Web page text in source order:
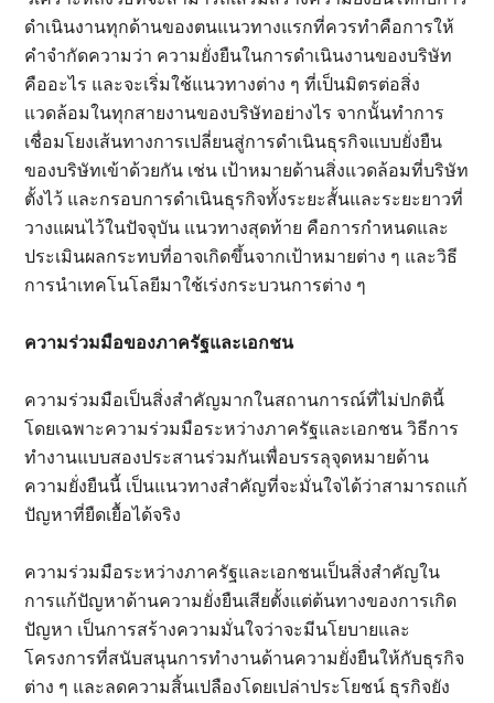
ดำเนินงานทุกด้านของตนแนวทางแรกที่ควรทำคือการให้
คำจำกัดความว่า ความยั่งยืนในการดำเนินงานของบริษัท
คืออะไร และจะเริ่มใช้แนวทางต่าง ๆ ที่เป็นมิตรต่อสิ่ง
แวดล้อมในทุกสายงานของบริษัทอย่างไร จากนั้นทำการ
เชื่อมโยงเส้นทางการเปลี่ยนสู่การดำเนินธุรกิจแบบยั่งยืน
ของบริษัทเข้าด้วยกัน เช่น เป้าหมายด้านสิ่งแวดล้อมที่บริษัท
ตั้งไว้ และกรอบการดำเนินธุรกิจทั้งระยะสั้นและระยะยาวที่
วางแผนไว้ในปัจจุบัน แนวทางสุดท้าย คือการกำหนดและ
ประเมินผลกระทบที่อาจเกิดขึ้นจากเป้าหมายต่าง ๆ และวิธี
การนำเทคโนโลยีมาใช้เร่งกระบวนการต่าง ๆ
ความร่วมมือของภาครัฐและเอกชน
ความร่วมมือเป็นสิ่งสำคัญมากในสถานการณ์ที่ไม่ปกตินี้
โดยเฉพาะความร่วมมือระหว่างภาครัฐและเอกชน วิธีการ
ทำงานแบบสองประสานร่วมกันเพื่อบรรลุจุดหมายด้าน
ความยั่งยืนนี้ เป็นแนวทางสำคัญที่จะมั่นใจได้ว่าสามารถแก้
ปัญหาที่ยืดเยื้อได้จริง
ความร่วมมือระหว่างภาครัฐและเอกชนเป็นสิ่งสำคัญใน
การแก้ปัญหาด้านความยั่งยืนเสียตั้งแต่ต้นทางของการเกิด
ปัญหา เป็นการสร้างความมั่นใจว่าจะมีนโยบายและ
โครงการที่สนับสนุนการทำงานด้านความยั่งยืนให้กับธุรกิจ
ต่าง ๆ และลดความสิ้นเปลืองโดยเปล่าประโยชน์ ธุรกิจยัง